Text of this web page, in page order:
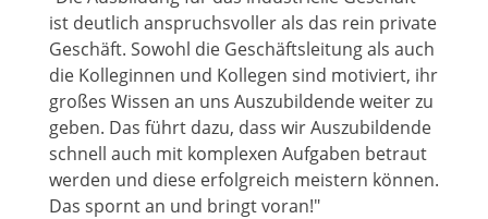
ist deutlich anspruchsvoller als das rein private
Geschäft. Sowohl die Geschäftsleitung als auch
die Kolleginnen und Kollegen sind motiviert, ihr
großes Wissen an uns Auszubildende weiter zu
geben. Das führt dazu, dass wir Auszubildende
schnell auch mit komplexen Aufgaben betraut
werden und diese erfolgreich meistern können.
Das spornt an und bringt voran!"